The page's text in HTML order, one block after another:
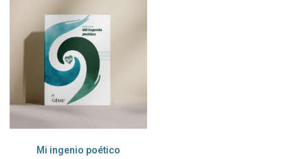
Mi ingenio poético